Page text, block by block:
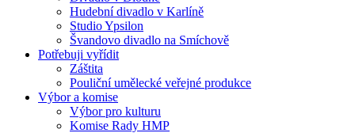
Hudební divadlo v Karlíně
Studio Ypsilon
Švandovo divadlo na Smíchově
Potřebuji vyřídit
Záštita
Pouliční umělecké veřejné produkce
Výbor a komise
Výbor pro kulturu
Komise Rady HMP